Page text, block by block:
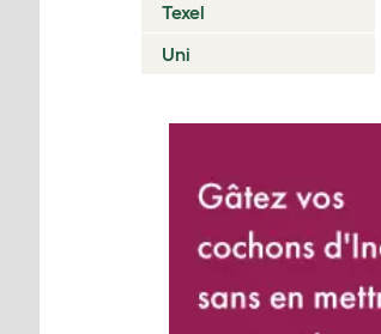
Texel
Uni